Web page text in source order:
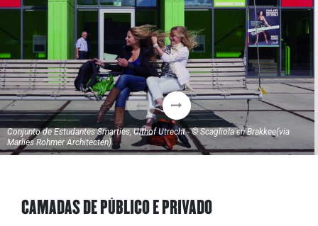
Conjunto de Estudantes Smarties, Uithof Utrecht - © Scagliola en Brakkee(via
Marlies Rohmer Architecten)
CAMADAS DE PÚBLICO E PRIVADO